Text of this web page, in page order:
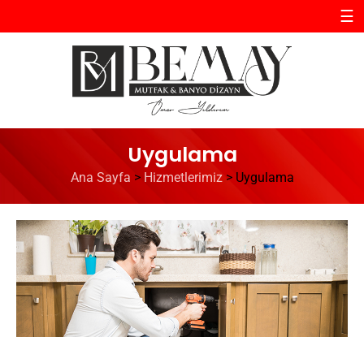
☰
Uygulama
Ana Sayfa > Hizmetlerimiz> Uygulama